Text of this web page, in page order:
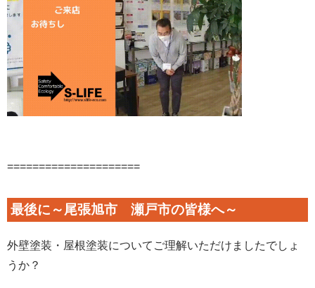
=====================
最後に～尾張旭市 瀬戸市の皆様へ～
外壁塗装・屋根塗装についてご理解いただけましたでしょ
うか？